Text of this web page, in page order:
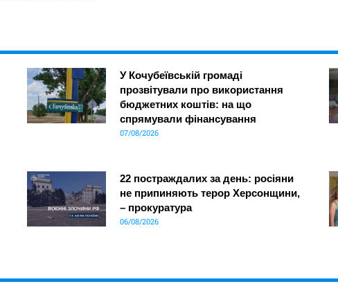
У Кочубеївській громаді
прозвітували про використання
бюджетних коштів: на що
спрямували фінансування
07/08/2026
22 постраждалих за день: росіяни
не припиняють терор Херсонщини,
– прокуратура
06/08/2026